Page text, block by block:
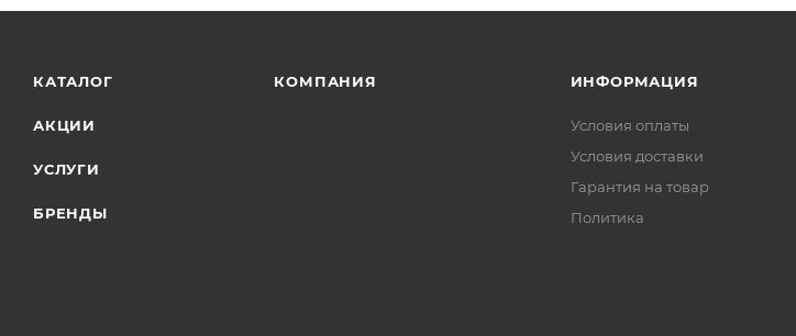
КАТАЛОГ
АКЦИИ
УСЛУГИ
БРЕНДЫ
КОМПАНИЯ ИНФОРМАЦИЯ
Условия оплаты
Условия доставки
Гарантия на товар
Политика